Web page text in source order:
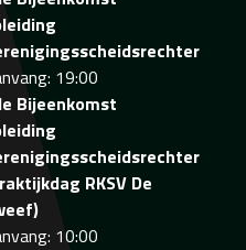
19:00
Bijeenkomst
RKSV De
10:00